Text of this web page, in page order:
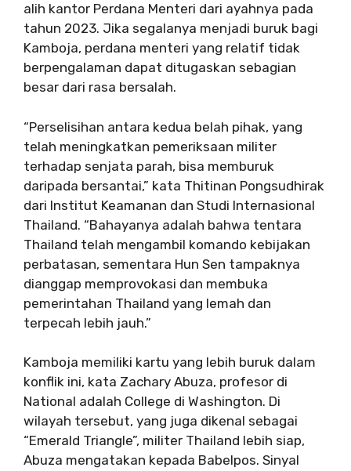
alih kantor Perdana Menteri dari ayahnya pada
tahun 2023. Jika segalanya menjadi buruk bagi
Kamboja, perdana menteri yang relatif tidak
berpengalaman dapat ditugaskan sebagian
besar dari rasa bersalah.
“Perselisihan antara kedua belah pihak, yang
telah meningkatkan pemeriksaan militer
terhadap senjata parah, bisa memburuk
daripada bersantai,” kata Thitinan Pongsudhirak
dari Institut Keamanan dan Studi Internasional
Thailand. “Bahayanya adalah bahwa tentara
Thailand telah mengambil komando kebijakan
perbatasan, sementara Hun Sen tampaknya
dianggap memprovokasi dan membuka
pemerintahan Thailand yang lemah dan
terpecah lebih jauh.”
Kamboja memiliki kartu yang lebih buruk dalam
konflik ini, kata Zachary Abuza, profesor di
National adalah College di Washington. Di
wilayah tersebut, yang juga dikenal sebagai
“Emerald Triangle”, militer Thailand lebih siap,
Abuza mengatakan kepada Babelpos. Sinyal